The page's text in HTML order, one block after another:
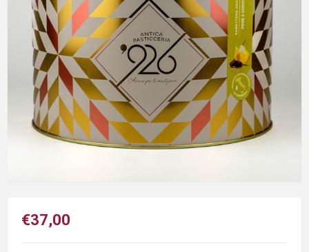
€37,00